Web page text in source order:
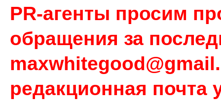
PR-агенты просим
обращения за
редакционная почта